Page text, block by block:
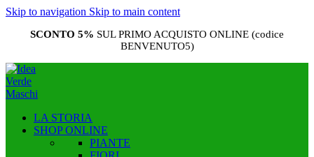
Skip to navigation Skip to main content
SCONTO 5% SUL PRIMO ACQUISTO ONLINE (codice
BENVENUTO5)
LA STORIA
SHOP ONLINE
PIANTE